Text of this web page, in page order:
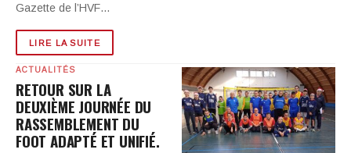
Gazette de l’HVF…
LIRE LA SUITE
ACTUALITÉS
RETOUR SUR LA
DEUXIÈME JOURNÉE DU
RASSEMBLEMENT DU
FOOT ADAPTÉ ET UNIFIÉ.